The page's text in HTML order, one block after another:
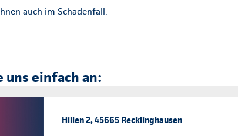
auch im Schadenfall.
uns einfach an:
Hillen 2, 45665 Recklinghausen